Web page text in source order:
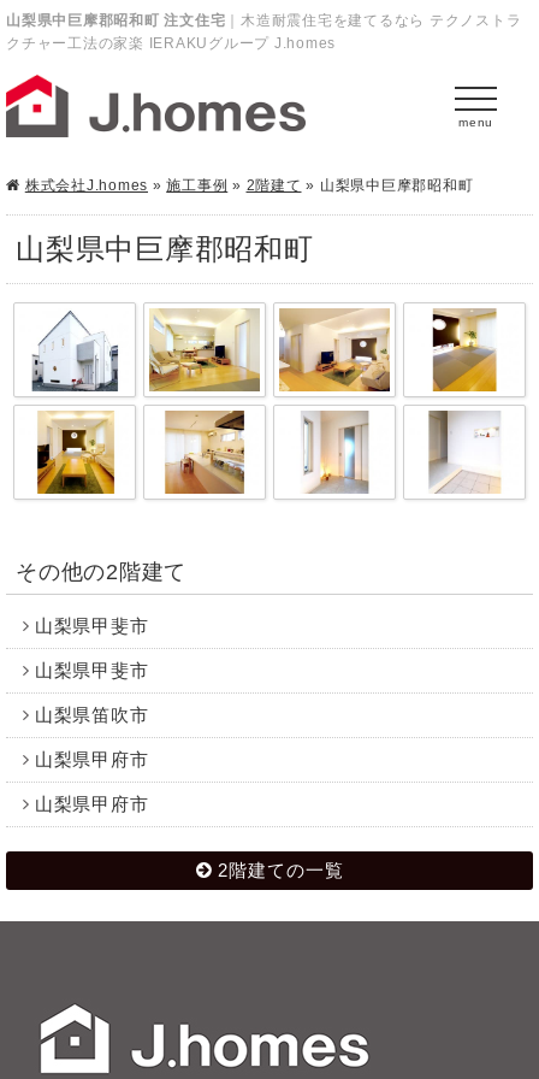
山梨県中巨摩郡昭和町 注文住宅 ｜木造耐震住宅を建てるなら テクノストラ
クチャー工法の家楽 IERAKUグループ J.homes
menu
株式会社J.homes »施工事例 » 2階建て » 山梨県中巨摩郡昭和町
山梨県中巨摩郡昭和町
その他の2階建て
山梨県甲斐市
山梨県甲斐市
山梨県笛吹市
山梨県甲府市
山梨県甲府市
2階建ての一覧